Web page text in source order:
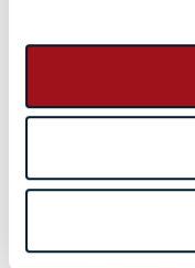
Katso myös